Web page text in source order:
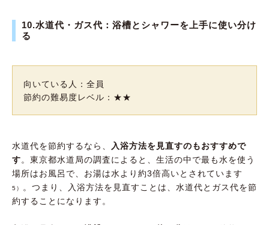
10.水道代・ガス代：浴槽とシャワーを上手に使い分け
る
向いている人：全員
節約の難易度レベル：★★
水道代を節約するなら、
入浴方法を見直すのもおすすめで
す。東京都水道局の調査によると、生活の中で最も水を使う
場所はお風呂で、お湯は水より約3倍高いとされています
5）
。つまり、入浴方法を見直すことは、水道代とガス代を節
約することになります。